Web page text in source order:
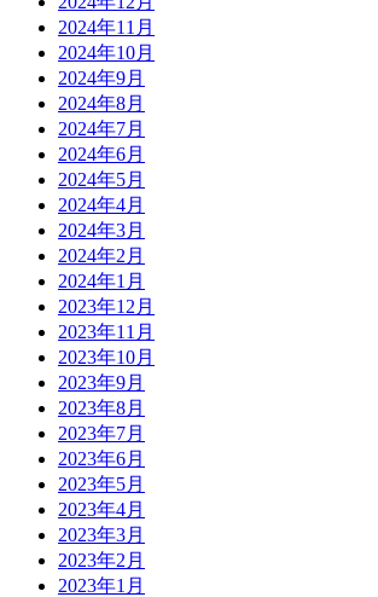
2024年11月
2024年10月
2024年9月
2024年8月
2024年7月
2024年6月
2024年5月
2024年4月
2024年3月
2024年2月
2024年1月
2023年12月
2023年11月
2023年10月
2023年9月
2023年8月
2023年7月
2023年6月
2023年5月
2023年4月
2023年3月
2023年2月
2023年1月